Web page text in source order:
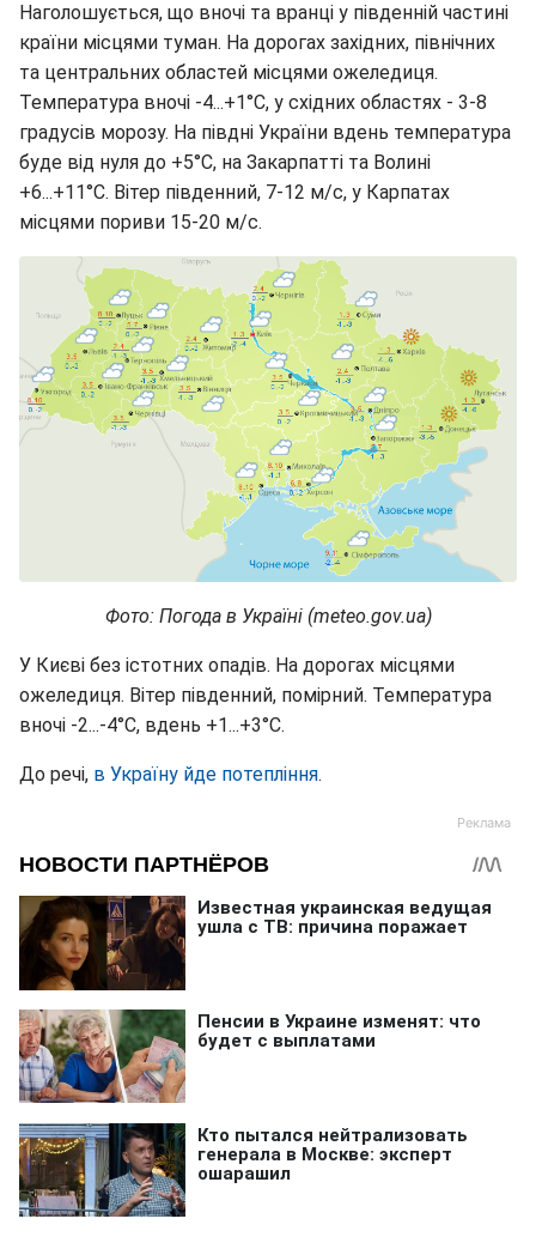
Наголошується, що вночі та вранці у південній частині
країни місцями туман. На дорогах західних, північних
та центральних областей місцями ожеледиця.
Температура вночі -4...+1°С, у східних областях - 3-8
градусів морозу. На півдні України вдень температура
буде від нуля до +5°С, на Закарпатті та Волині
+6...+11°С. Вітер південний, 7-12 м/с, у Карпатах
місцями пориви 15-20 м/с.
Фото: Погода в Україні (meteo.gov.ua)
У Києві без істотних опадів. На дорогах місцями
ожеледиця. Вітер південний, помірний. Температура
вночі -2...-4°С, вдень +1...+3°С.
До речі, в Україну йде потепління.